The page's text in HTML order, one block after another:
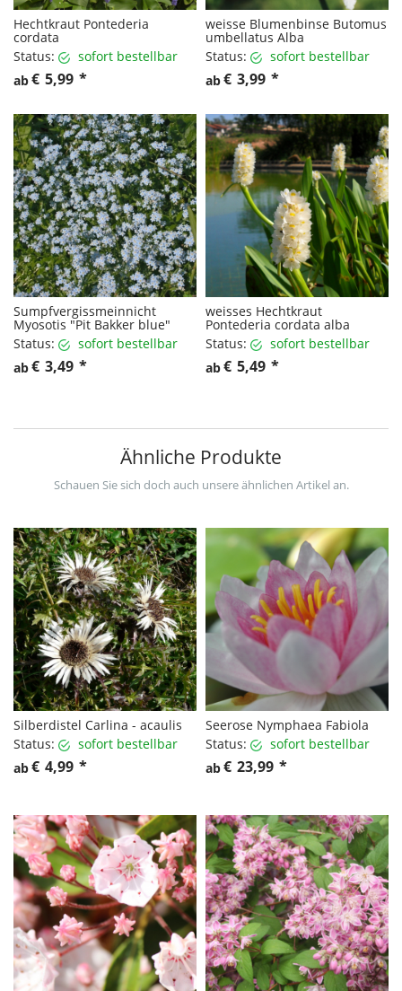
Hechtkraut Pontederia
cordata
Status:
sofort bestellbar
ab€ 5,99 *
weisse Blumenbinse Butomus
umbellatus Alba
Status:
sofort bestellbar
ab€ 3,99 *
Sumpfvergissmeinnicht
Myosotis "Pit Bakker blue"
Status:
sofort bestellbar
ab€ 3,49 *
weisses Hechtkraut
Pontederia cordata alba
Status:
sofort bestellbar
ab€ 5,49 *
Ähnliche Produkte
Schauen Sie sich doch auch unsere ähnlichen Artikel an.
Silberdistel Carlina - acaulis
Status:
sofort bestellbar
ab€ 4,99 *
Seerose Nymphaea Fabiola
Status:
sofort bestellbar
ab€ 23,99 *